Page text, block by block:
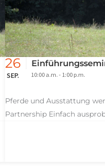
26
SEP. 10:00 a.m. - 1:00 p.m.
Pferde und Ausstattung
Partnership Einfach